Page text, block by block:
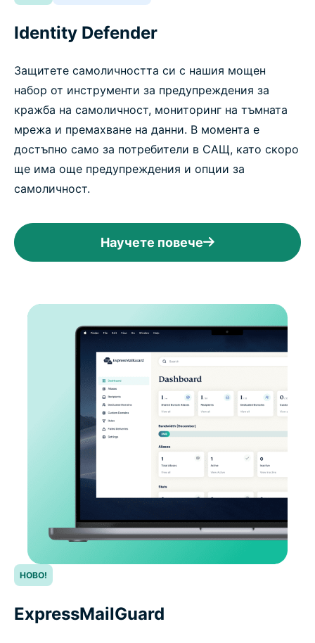
Identity Defender
Защитете самоличността си с нашия мощен
набор от инструменти за предупреждения за
кражба на самоличност, мониторинг на тъмната
мрежа и премахване на данни. В момента е
достъпно само за потребители в САЩ, като скоро
ще има още предупреждения и опции за
самоличност.
Научете повече
НОВО!
ExpressMailGuard